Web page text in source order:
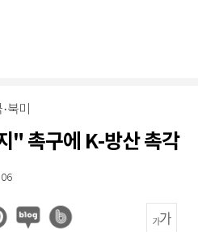
북미
" 촉구에 K-방산 촉각